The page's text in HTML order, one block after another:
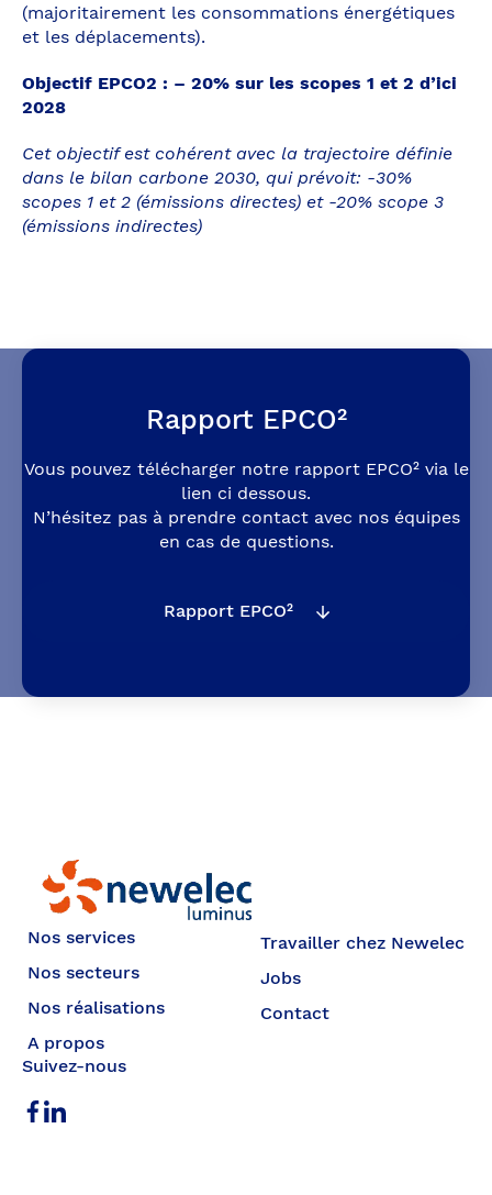
(majoritairement les consommations énergétiques
et les déplacements).
Objectif EPCO2 : – 20% sur les scopes 1 et 2 d’ici
2028
Cet objectif est cohérent avec la trajectoire définie
dans le bilan carbone 2030, qui prévoit: -30%
scopes 1 et 2 (émissions directes) et -20% scope 3
(émissions indirectes)
Rapport EPCO²
Vous pouvez télécharger notre rapport EPCO² via le
lien ci dessous.
N’hésitez pas à prendre contact avec nos équipes
en cas de questions.
Rapport EPCO²
Nos services
Nos secteurs
Nos réalisations
A propos
Travailler chez Newelec
Jobs
Contact
Suivez-nous